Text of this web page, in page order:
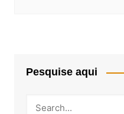
Pesquise aqui